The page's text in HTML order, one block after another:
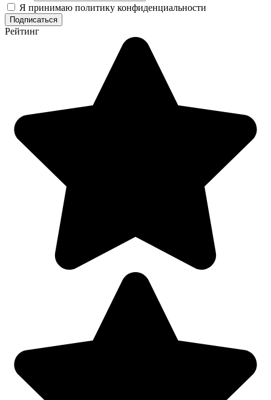
Я принимаю политику конфиденциальности
Рейтинг